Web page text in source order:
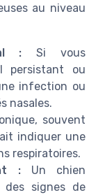
au niveau
: Si vous
persistant ou
infection ou
nasales.
souvent
indiquer une
respiratoires.
:Un chien
des signes de